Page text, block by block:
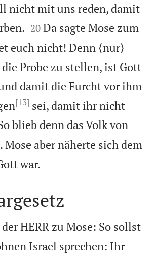
nicht mit uns reden, damit


20 Da sagte Mose zum
euch nicht! Denn ⟨nur⟩
Probe zu stellen, ist Gott
damit die Furcht vor ihm
[13] sei, damit ihr nicht
blieb denn das Volk von
Mose aber näherte sich dem
war.
HERR zu Mose: So sollst
Israel sprechen: Ihr